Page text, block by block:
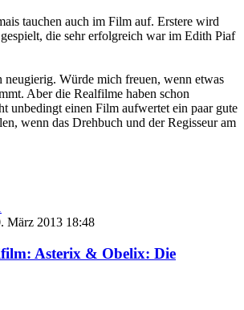
tauchen auch im Film auf. Erstere wird
die sehr erfolgreich war im Edith Piaf
neugierig. Würde mich freuen, wenn etwas
Aber die Realfilme haben schon
unbedingt einen Film aufwertet ein paar gute
wenn das Drehbuch und der Regisseur am
März 2013 18:48
Asterix & Obelix: Die